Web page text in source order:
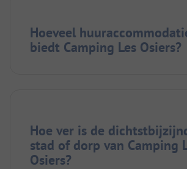
Hoeveel
biedt Camping Les Osiers?
Hoe ver is de
stad of dorp van Camping
Osiers?